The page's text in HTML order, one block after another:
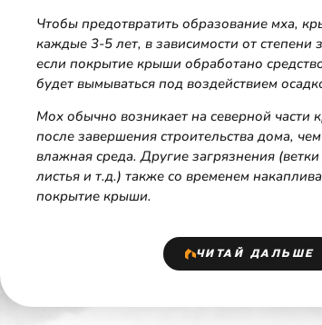
Чтобы предотвратить образование мха,
каждые 3-5 лет, в зависимости от степени
если покрытие крыши обработано
будет вымываться под воздействием
Мох обычно возникает на северной части
после завершения строительства дома,
влажная среда. Другие загрязнения
листья и т.д.) также со временем
покрытие крыши.
ЧИТАЙ ДАЛЬШЕ